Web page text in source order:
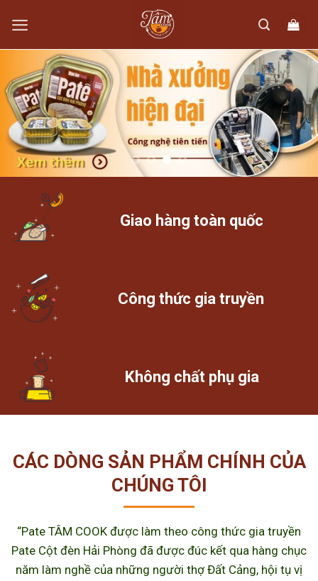
content
Giao hàng toàn quốc
Công thức gia truyền
Không chất phụ gia
CÁC DÒNG SẢN PHẨM CHÍNH CỦA
CHÚNG TÔI
“Pate TÂM COOK được làm theo công thức gia truyền
Pate Cột đèn Hải Phòng đã được đúc kết qua hàng chục
năm làm nghề của những người thợ Đất Cảng, hội tụ vị